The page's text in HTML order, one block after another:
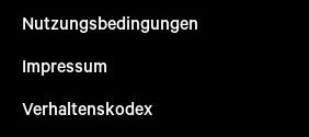
Nutzungsbedingungen
Impressum
Verhaltenskodex